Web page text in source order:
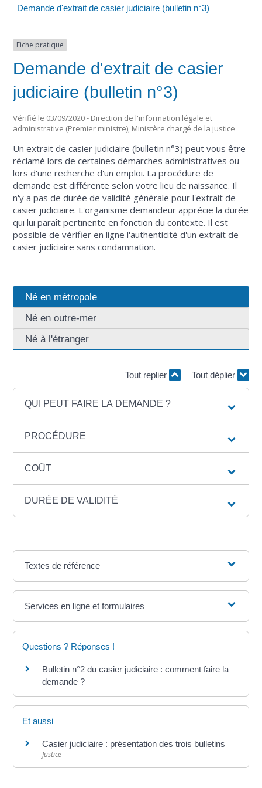
Demande d'extrait de casier judiciaire (bulletin n°3)
Fiche pratique
Demande d'extrait de casier
judiciaire (bulletin n°3)
Vérifié le 03/09/2020 - Direction de l'information légale et
administrative (Premier ministre), Ministère chargé de la justice
Un extrait de casier judiciaire (bulletin n°3) peut vous être
réclamé lors de certaines démarches administratives ou
lors d'une recherche d'un emploi. La procédure de
demande est différente selon votre lieu de naissance. Il
n'y a pas de durée de validité générale pour l'extrait de
casier judiciaire. L'organisme demandeur apprécie la durée
qui lui paraît pertinente en fonction du contexte. Il est
possible de vérifier en ligne l'authenticité d'un extrait de
casier judiciaire sans condamnation.
Né en métropole
Né en outre-mer
Né à l'étranger
Tout replier Tout déplier
QUI PEUT FAIRE LA DEMANDE ?
PROCÉDURE
COÛT
DURÉE DE VALIDITÉ
Textes de référence
Services en ligne et formulaires
Questions ? Réponses !
Bulletin n°2 du casier judiciaire : comment faire la
demande ?
Et aussi
Casier judiciaire : présentation des trois bulletins
Justice